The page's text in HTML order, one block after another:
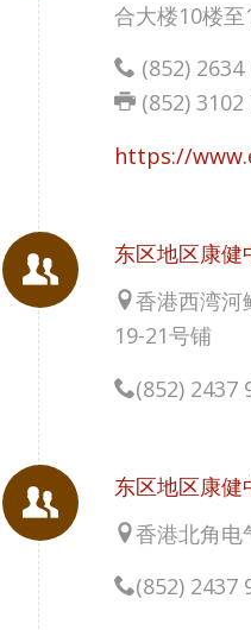
合大楼10楼至
(852) 2634
(852) 3102
https://
东区地区康
香港西湾河
19-21号铺
(852) 2437
东区地区康
香港北角电
(852) 2437